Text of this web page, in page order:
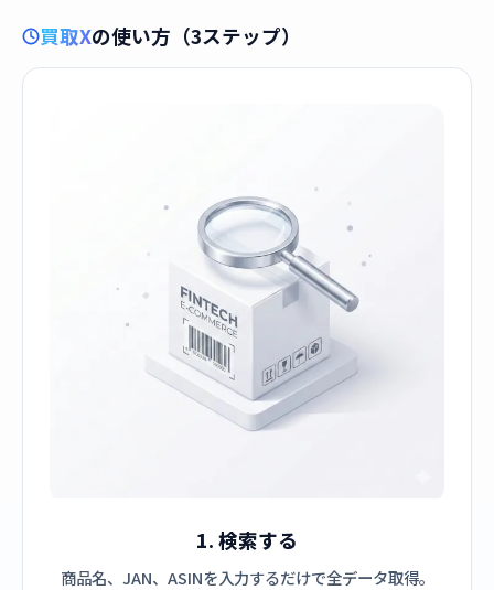
買取Xの使い方（3ステップ）
1. 検索する
商品名、JAN、ASINを入力するだけで全データ取得。